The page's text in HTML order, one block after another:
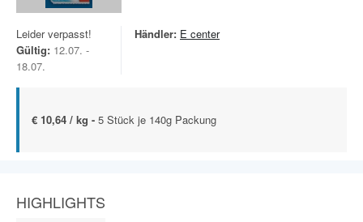
Leider verpasst!
Gültig: 12.07. -
18.07.
Händler: E center
€ 10,64 / kg - 5 Stück je 140g Packung
HIGHLIGHTS